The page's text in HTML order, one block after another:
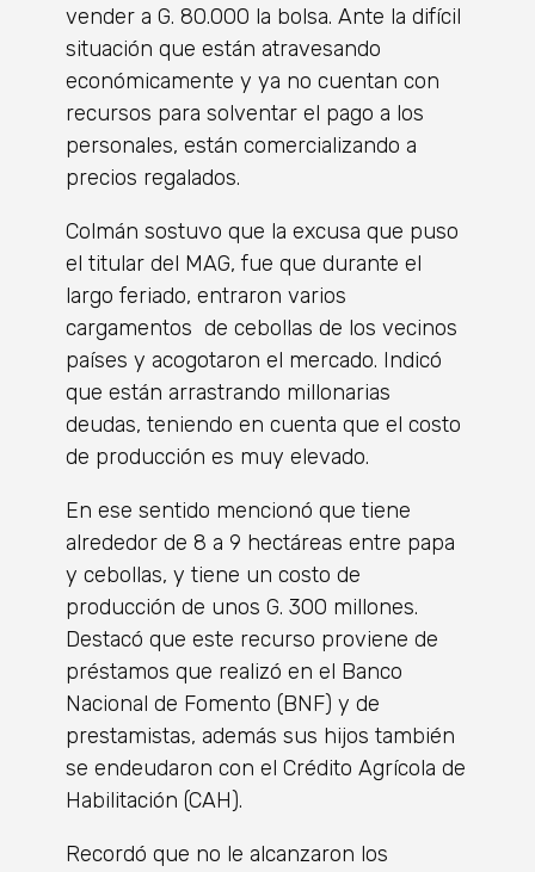
vender a G. 80.000 la bolsa. Ante la difícil
situación que están atravesando
económicamente y ya no cuentan con
recursos para solventar el pago a los
personales, están comercializando a
precios regalados.
Colmán sostuvo que la excusa que puso
el titular del MAG, fue que durante el
largo feriado, entraron varios
cargamentos de cebollas de los vecinos
países y acogotaron el mercado. Indicó
que están arrastrando millonarias
deudas, teniendo en cuenta que el costo
de producción es muy elevado.
En ese sentido mencionó que tiene
alrededor de 8 a 9 hectáreas entre papa
y cebollas, y tiene un costo de
producción de unos G. 300 millones.
Destacó que este recurso proviene de
préstamos que realizó en el Banco
Nacional de Fomento (BNF) y de
prestamistas, además sus hijos también
se endeudaron con el Crédito Agrícola de
Habilitación (CAH).
Recordó que no le alcanzaron los